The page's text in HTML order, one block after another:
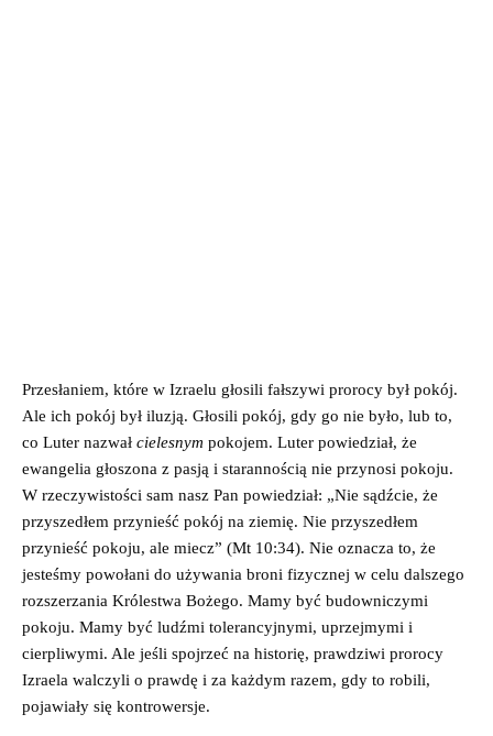
Przesłaniem, które w Izraelu głosili fałszywi prorocy był pokój.
Ale ich pokój był iluzją. Głosili pokój, gdy go nie było, lub to,
co Luter nazwał cielesnym pokojem. Luter powiedział, że
ewangelia głoszona z pasją i starannością nie przynosi pokoju.
W rzeczywistości sam nasz Pan powiedział: „Nie sądźcie, że
przyszedłem przynieść pokój na ziemię. Nie przyszedłem
przynieść pokoju, ale miecz” (Mt 10:34). Nie oznacza to, że
jesteśmy powołani do używania broni fizycznej w celu dalszego
rozszerzania Królestwa Bożego. Mamy być budowniczymi
pokoju. Mamy być ludźmi tolerancyjnymi, uprzejmymi i
cierpliwymi. Ale jeśli spojrzeć na historię, prawdziwi prorocy
Izraela walczyli o prawdę i za każdym razem, gdy to robili,
pojawiały się kontrowersje.